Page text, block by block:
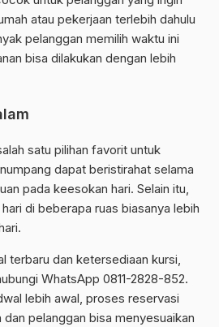
atau pekerjaan terlebih dahulu
pelanggan memilih waktu ini
bisa dilakukan dengan lebih
satu pilihan favorit untuk
dapat beristirahat selama
pada keesokan hari. Selain itu,
di beberapa ruas biasanya lebih
terbaru dan ketersediaan kursi,
WhatsApp 0811-2828-852.
lebih awal, proses reservasi
pelanggan bisa menyesuaikan